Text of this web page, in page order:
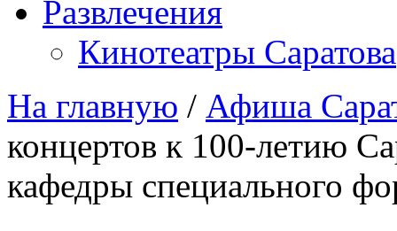
Развлечения
Кинотеатры Саратова
На главную / Афиша
концертов к 100-летию
кафедры специального